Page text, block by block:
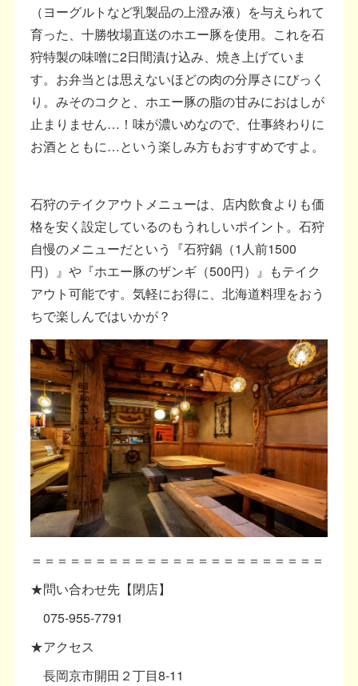
（ヨーグルトなど乳製品の上澄み液）を与えられて
育った、十勝牧場直送のホエー豚を使用。これを石
狩特製の味噌に2日間漬け込み、焼き上げていま
す。お弁当とは思えないほどの肉の分厚さにびっく
り。みそのコクと、ホエー豚の脂の甘みにおはしが
止まりません…！味が濃いめなので、仕事終わりに
お酒とともに…という楽しみ方もおすすめですよ。
石狩のテイクアウトメニューは、店内飲食よりも価
格を安く設定しているのもうれしいポイント。石狩
自慢のメニューだという『石狩鍋（1人前1500
円）』や『ホエー豚のザンギ（500円）』もテイク
アウト可能です。気軽にお得に、北海道料理をおう
ちで楽しんではいかが？
＝＝＝＝＝＝＝＝＝＝＝＝＝＝＝＝＝＝＝＝＝＝＝
★問い合わせ先【閉店】
075-955-7791
★アクセス
長岡京市開田２丁目8-11